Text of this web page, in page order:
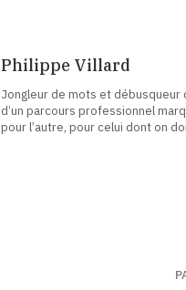
Philippe Villard
Jongleur de mots et
d’un parcours professionnel
pour l’autre, pour celui dont on